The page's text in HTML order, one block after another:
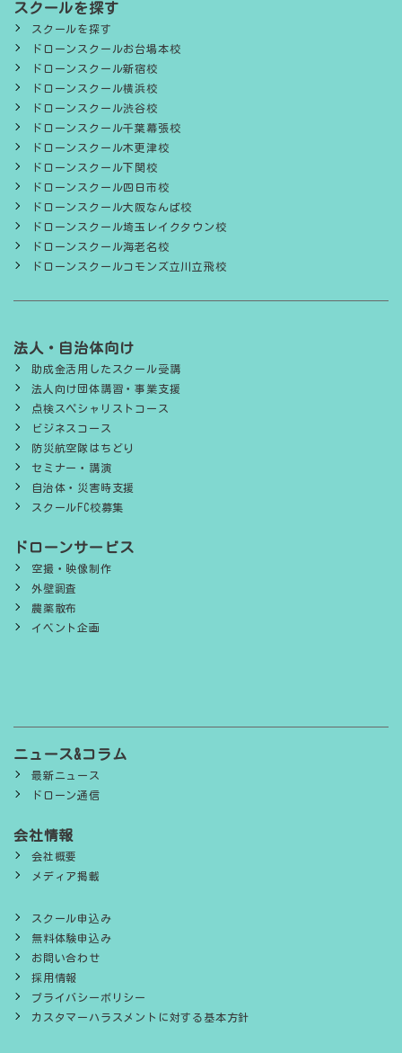
スクールを探す
スクールを探す
ドローンスクールお台場本校
ドローンスクール新宿校
ドローンスクール横浜校
ドローンスクール渋谷校
ドローンスクール千葉幕張校
ドローンスクール木更津校
ドローンスクール下関校
ドローンスクール四日市校
ドローンスクール大阪なんば校
ドローンスクール埼玉レイクタウン校
ドローンスクール海老名校
ドローンスクールコモンズ立川立飛校
法人・自治体向け
助成金活用したスクール受講
法人向け団体講習・事業支援
点検スペシャリストコース
ビジネスコース
防災航空隊はちどり
セミナー・講演
自治体・災害時支援
スクールFC校募集
ドローンサービス
空撮・映像制作
外壁調査
農薬散布
イベント企画
ニュース&コラム
最新ニュース
ドローン通信
会社情報
会社概要
メディア掲載
スクール申込み
無料体験申込み
お問い合わせ
採用情報
プライバシーポリシー
カスタマーハラスメントに対する基本方針